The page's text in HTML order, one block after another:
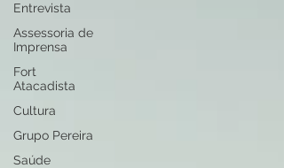
Entrevista
Assessoria de
Imprensa
Fort
Atacadista
Cultura
Grupo Pereira
Saúde